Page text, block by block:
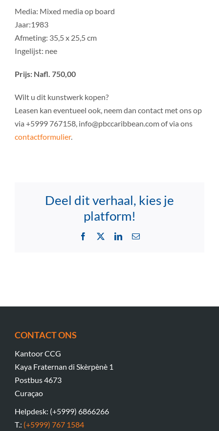
Media: Mixed media op board
Jaar:1983
Afmeting: 35,5 x 25,5 cm
Ingelijst: nee
Prijs: Nafl. 750,00
Wilt u dit kunstwerk kopen?
Leasen kan eventueel ook, neem dan contact met ons op
via +5999 767158, info@pbccaribbean.com of via ons
contactformulier.
Deel dit verhaal, kies je
platform!
Facebook LinkedInEmail
CONTACT ONS
Kantoor CCG
Kaya Fraternan di Skèrpènè 1
Postbus 4673
Curaçao
Helpdesk: (+5999) 6866266
T.: (+5999) 767 1584